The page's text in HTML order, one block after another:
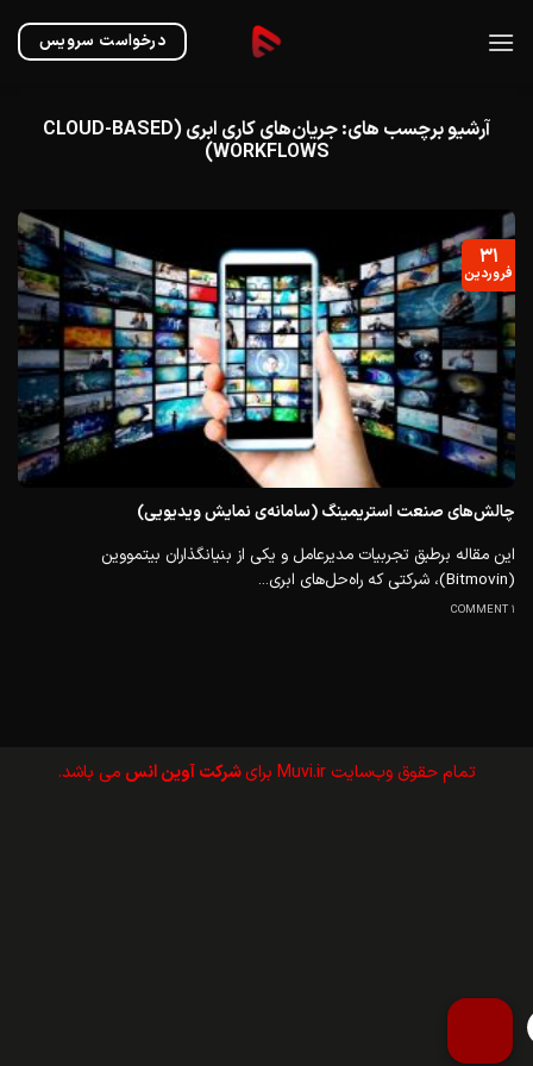
درخواست سرویس
آرشیو برچسب های: جریان‌های کاری ابری (CLOUD-BASED
WORKFLOWS)
چالش‌های صنعت استریمینگ (سامانه‌ی نمایش ویدیویی)
این مقاله برطبق تجربیات مدیر‌عامل و یکی از بنیانگذاران بیتمووین
(Bitmovin)، شرکتی که راه‌حل‌های ابری...
1 COMMENT
۳۱
فروردین
تمام حقوق وب‌سايت Muvi.ir برای شرکت آوین انس می باشد.